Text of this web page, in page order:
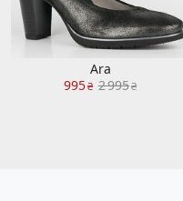
Ara
995₴ 2 995₴